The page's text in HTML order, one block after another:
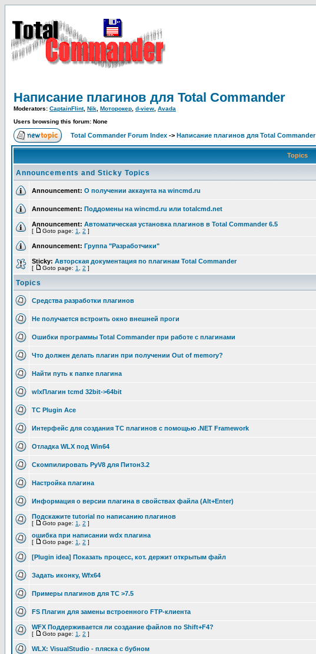
Написание плагинов для Total Commander
Moderators: CaptainFlint, Nik Моторокер d-view Avada
Users browsing this forum: None
Total Commander Forum Index -> Написание плагинов для Total Commander
Topics
Announcements and Sticky Topics
Announcement: О получении аккаунта на wincmd.ru
Announcement: Поддомены на wincmd.ru или totalcmd.net
Announcement: Автоматическая установка плагинов в Total Commander 6.5
[ Goto page: 1 2 ]
Announcement: Группа "Разработчики"
Sticky: Авторская документация по плагинам Total Commander
[ Goto page: 1 2 ]
Topics
Средства разработки плагинов
Не получается встроить окно внешней проги
Ошибки программы Total Commander при работе с плагинами
Что должен делать плагин при получении Out of memory?
Найти путь к папке плагина
wlxПлагин tcmd 32bit->64bit
TC Plugin Ace
Интерфейс для создания TC плагинов с помощью .NET Framework
Отладка WLX под Win64
Скомпилировать PyV8 для Питон3.2
Настройка плагина
Информация о версии плагина в свойствах файла (Alt+Enter)
Подскажите tutorial по написанию плагинов
[ Goto page: 1 2 ]
ошибка при написании wdx плагина
[ Goto page: 1 2 ]
[Plugin idea] Показать процесс, кот. держит открытым файл
Задать иконку, Wfx64
Примеры плагинов для TC >7.5
FS Плагин для замены встроенного FTP-клиента
WFX Поддерживается ли создание файлов по Shift+F4?
[ Goto page: 1 2 ]
WLX: VisualStudio - пляска с бубном